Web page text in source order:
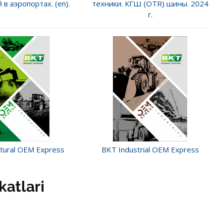
аэропортах. (en).
техники. КГШ (OTR) шины. 2024
г.
OEM Express BKT Industrial OEM Express